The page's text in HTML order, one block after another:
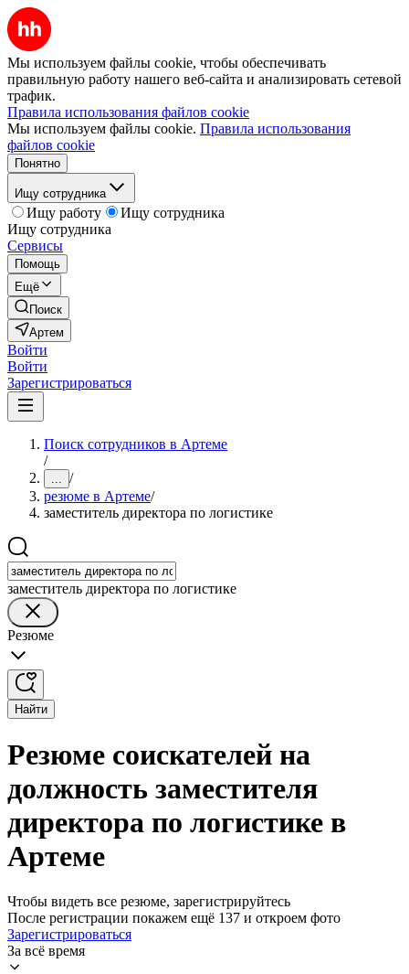
Мы используем файлы cookie, чтобы обеспечивать
правильную работу нашего веб-сайта и анализировать сетевой
трафик.
Правила использования файлов cookie
Мы используем файлы cookie. Правила использования
файлов cookie
Понятно
Ищу сотрудника
Ищу работу
Ищу сотрудника
Ищу сотрудника
Сервисы
Помощь
Ещё
Поиск
Артем
Войти
Войти
Зарегистрироваться
Поиск сотрудников в Артеме
/
... /
резюме в Артеме/
заместитель директора по логистике
заместитель директора по логистике
Резюме
Найти
Резюме соискателей на
должность заместителя
директора по логистике в
Артеме
Чтобы видеть все резюме, зарегистрируйтесь
После регистрации покажем ещё 137 и откроем фото
Зарегистрироваться
За всё время